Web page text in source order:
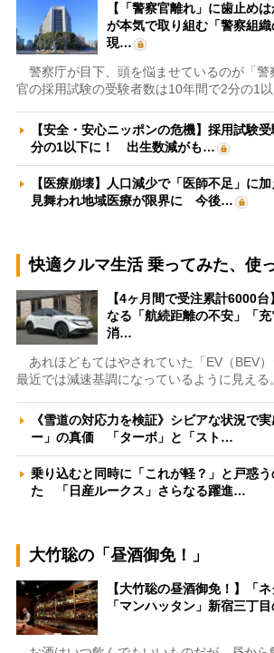
【「警察官離れ」に歯止め
が本気で取り組む「警察組
現…
警察庁が目下、頭を悩ませているのが「警
官の採用試験の受験者数は10年間で2分の1
【安全・安心ニッポンの危機】採用試験
分の1以下に！ 出生数減がも…
【医療崩壊】人口減少で「医師不足」に
見舞われ地域医療が限界に 今後…
快適クルマ生活 乗ってみた、使
【4ヶ月間で受注累計6000
なる「航続距離の不安」「
消…
あれほどもてはやされていた「EV（BEV）
最近では減速基調になっているように見え
《雪道の対応力を検証》シビアな状況で
ー」の真価 「ターボ」と「スト…
乗り込むと同時に「これが軽？」と戸惑
た 「日産ルークス」さらなる躍進…
大竹聡の「昼酒御免！」
【大竹聡の昼酒御免！】「
「マンハッタン」新宿三丁